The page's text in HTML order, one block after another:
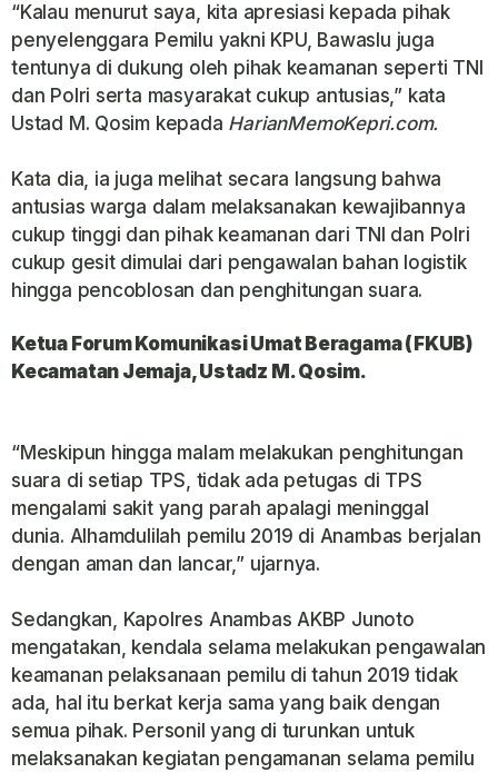
“Kalau menurut saya, kita apresiasi kepada pihak
penyelenggara Pemilu yakni KPU, Bawaslu juga
tentunya di dukung oleh pihak keamanan seperti TNI
dan Polri serta masyarakat cukup antusias,” kata
Ustad M. Qosim kepada HarianMemoKepri.com.
Kata dia, ia juga melihat secara langsung bahwa
antusias warga dalam melaksanakan kewajibannya
cukup tinggi dan pihak keamanan dari TNI dan Polri
cukup gesit dimulai dari pengawalan bahan logistik
hingga pencoblosan dan penghitungan suara.
Ketua Forum Komunikasi Umat Beragama (FKUB)
Kecamatan Jemaja, Ustadz M. Qosim.
“Meskipun hingga malam melakukan penghitungan
suara di setiap TPS, tidak ada petugas di TPS
mengalami sakit yang parah apalagi meninggal
dunia. Alhamdulilah pemilu 2019 di Anambas berjalan
dengan aman dan lancar,” ujarnya.
Sedangkan, Kapolres Anambas AKBP Junoto
mengatakan, kendala selama melakukan pengawalan
keamanan pelaksanaan pemilu di tahun 2019 tidak
ada, hal itu berkat kerja sama yang baik dengan
semua pihak. Personil yang di turunkan untuk
melaksanakan kegiatan pengamanan selama pemilu